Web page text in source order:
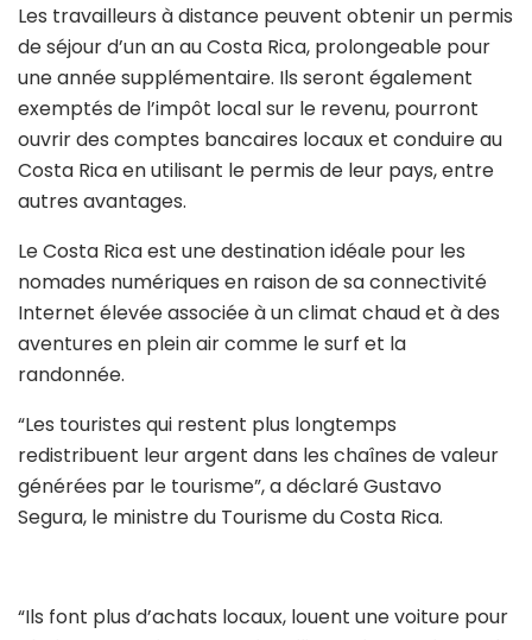
Les travailleurs à distance peuvent obtenir un permis
de séjour d’un an au Costa Rica, prolongeable pour
une année supplémentaire. Ils seront également
exemptés de l’impôt local sur le revenu, pourront
ouvrir des comptes bancaires locaux et conduire au
Costa Rica en utilisant le permis de leur pays, entre
autres avantages.
Le Costa Rica est une destination idéale pour les
nomades numériques en raison de sa connectivité
Internet élevée associée à un climat chaud et à des
aventures en plein air comme le surf et la
randonnée.
“Les touristes qui restent plus longtemps
redistribuent leur argent dans les chaînes de valeur
générées par le tourisme”, a déclaré Gustavo
Segura, le ministre du Tourisme du Costa Rica.
“Ils font plus d’achats locaux, louent une voiture pour